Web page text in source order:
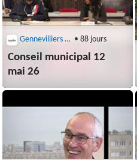
Gennevilliers (92230) • 88 jours
Conseil municipal 12
mai 26